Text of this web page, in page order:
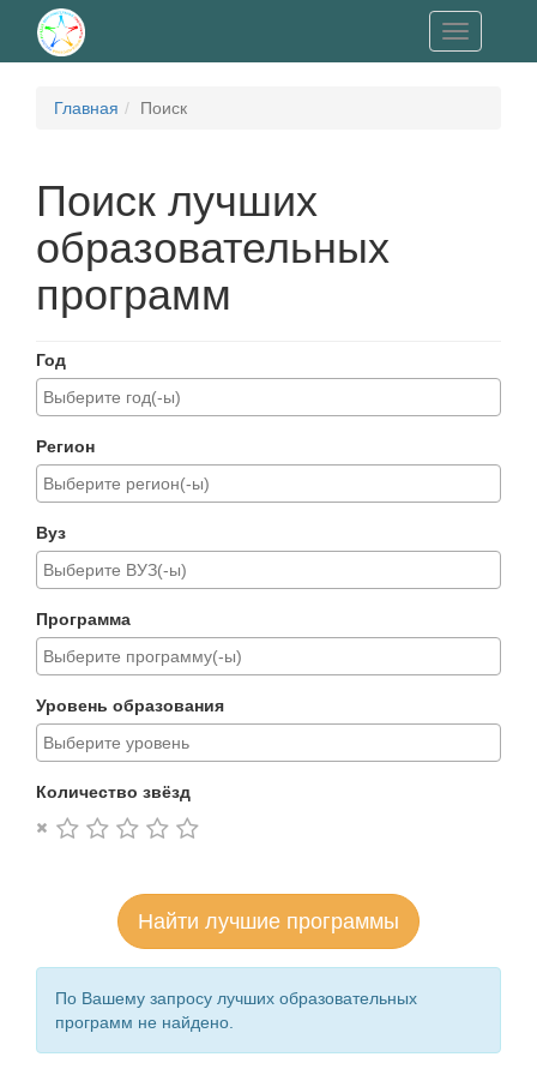
Toggle
navigation
Главная Поиск
Поиск лучших
образовательных
программ
Год
Регион
Вуз
Программа
Уровень образования
Количество звёзд
Найти лучшие программы
По Вашему запросу лучших образовательных
программ не найдено.